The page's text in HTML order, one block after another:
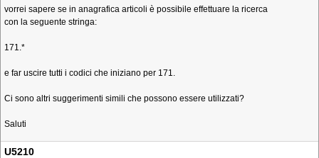
vorrei sapere se in anagrafica articoli è possibile effettuare la ricerca
con la seguente stringa:
171.*
e far uscire tutti i codici che iniziano per 171.
Ci sono altri suggerimenti simili che possono essere utilizzati?
Saluti
U5210